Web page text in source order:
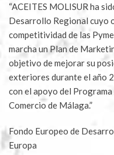
“ACEITES MOLISUR ha
Desarrollo Regional cuyo
competitividad de las
marcha un Plan de
objetivo de mejorar su
exteriores durante el año
con el apoyo del
Comercio de Málaga.”
Fondo Europeo de
Europa